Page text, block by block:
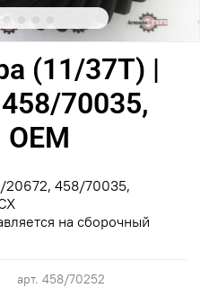
арт. 458/70252
(11/37Т) |
70035,
20672, 458/70035,
на сборочный